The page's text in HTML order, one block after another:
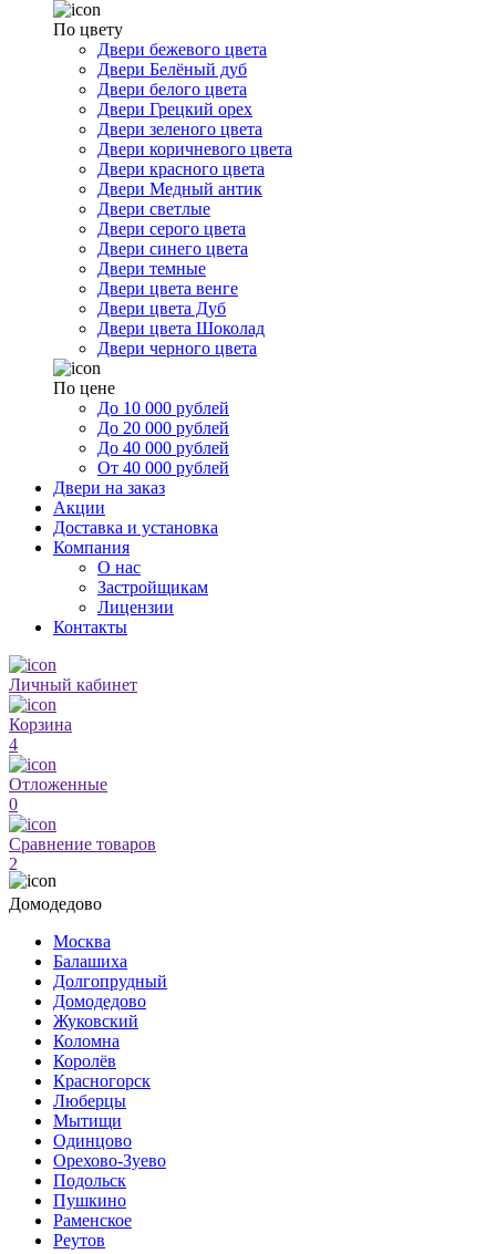
По цвету
Двери бежевого цвета
Двери Белёный дуб
Двери белого цвета
Двери Грецкий орех
Двери зеленого цвета
Двери коричневого цвета
Двери красного цвета
Двери Медный антик
Двери светлые
Двери серого цвета
Двери синего цвета
Двери темные
Двери цвета венге
Двери цвета Дуб
Двери цвета Шоколад
Двери черного цвета
По цене
До 10 000 рублей
До 20 000 рублей
До 40 000 рублей
От 40 000 рублей
Двери на заказ
Акции
Доставка и установка
Компания
О нас
Застройщикам
Лицензии
Контакты
Личный кабинет
Корзина
4
Отложенные
0
Сравнение товаров
2
Домодедово
Москва
Балашиха
Долгопрудный
Домодедово
Жуковский
Коломна
Королёв
Красногорск
Люберцы
Мытищи
Одинцово
Орехово-Зуево
Подольск
Пушкино
Раменское
Реутов